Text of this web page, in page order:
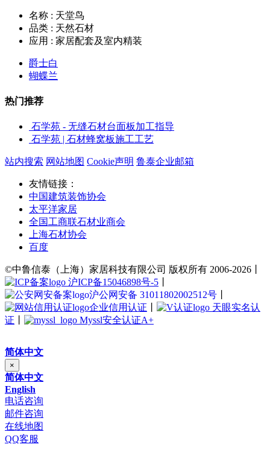
名称 : 天堂鸟
品类 : 天然石材
应用 : 家居配套及室内精装
爵士白
蝴蝶兰
热门推荐
石学苑 - 无缝石材台面板加工指导
石学苑 | 石材蜂窝板施工工艺
站内搜索 网站地图 Cookie声明 鲁泰企业邮箱
友情链接：
中国建筑装饰协会
太平洋家居
全国工商联石材业商会
上海石材协会
百度
©中鲁信泰（上海）家居科技有限公司 版权所有 2006-2026丨
沪ICP备15046898号-5
沪公网安备 31011802002512号
企业信用认证
天眼实名认
证
Myssl安全认证A+
简体中文
×
简体中文
English
电话咨询
邮件咨询
在线地图
QQ客服